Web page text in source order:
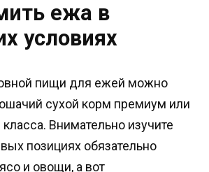
ежа в
условиях
пищи для ежей можно
сухой корм премиум или
Внимательно изучите
позициях обязательно
и овощи, а вот